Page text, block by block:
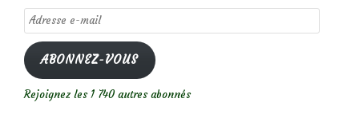
Adresse
e-
mail
ABONNEZ-VOUS
Rejoignez les 1 740 autres abonnés